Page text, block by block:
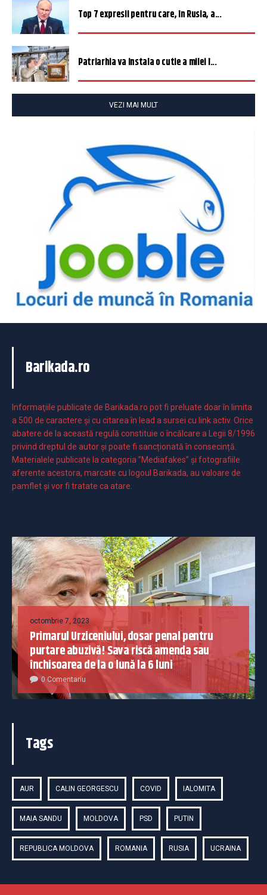
Top 7 expresii pentru care, în Rusia, a...
Patriarhia va instala o cutie a milei î...
VEZI MAI MULT
Barikada.ro
Informaţiile publicate de Barikada.ro pot fi preluate doar în limita
a 500 de caractere şi cu citarea în lead a sursei cu link activ. Orice
abatere de la această regulă constituie o încălcare a Legii 8/1996
privind dreptul de autor și poate fi sancționată în consecință.
Materialele publicate la categoria ”Mediafakes” și fotografiile
aferente acestora, marcate cu logoul Barikada, au valoare de
pamflet și vor fi tratate ca atare.
octombrie 7, 2023
Primarul Urziceniului, dosar penal pentru
purtare abuzivă! Sava riscă amenda sau
închisoarea de la o lună la 6 luni
0 Comentariu
Tags
AUR CALIN GEORGESCU COVID IALOMITA
MAIA SANDU MOLDOVA PSD PUTIN
REPUBLICA MOLDOVA ROMANIA RUSIA UCRAINA